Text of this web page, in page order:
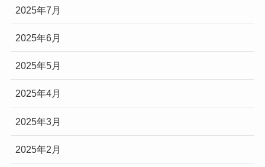
2025年7月
2025年6月
2025年5月
2025年4月
2025年3月
2025年2月